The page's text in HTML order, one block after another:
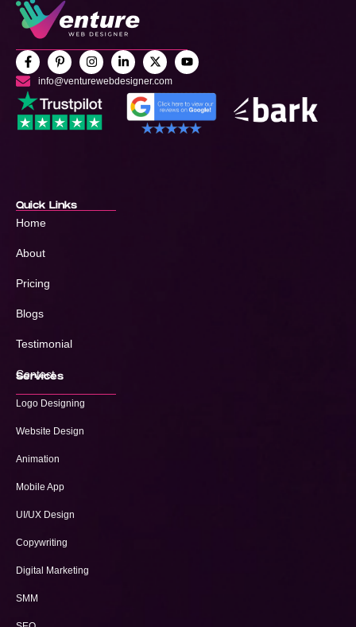
info@venturewebdesigner.com
Quick Links
Home
About
Pricing
Blogs
Testimonial
Contact
Services
Logo Designing
Website Design
Animation
Mobile App
UI/UX Design
Copywriting
Digital Marketing
SMM